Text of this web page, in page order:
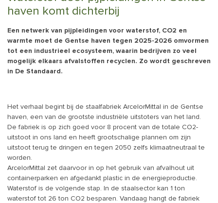
haven komt dichterbij
Een netwerk van pijpleidingen voor waterstof, CO2 en
warmte moet de Gentse haven tegen 2025-2026 omvormen
tot een industrieel ecosysteem, waarin bedrijven zo veel
mogelijk elkaars afvalstoffen recyclen. Zo wordt geschreven
in De Standaard.
Het verhaal begint bij de staalfabriek ArcelorMittal in de Gentse
haven, een van de grootste industriële uitstoters van het land.
De fabriek is op zich goed voor 8 procent van de totale CO2-
uitstoot in ons land en heeft grootschalige plannen om zijn
uitstoot terug te dringen en tegen 2050 zelfs klimaatneutraal te
worden.
ArcelorMittal zet daarvoor in op het gebruik van afvalhout uit
containerparken en afgedankt plastic in de energieproductie.
Waterstof is de volgende stap. In de staalsector kan 1 ton
waterstof tot 26 ton CO2 besparen. Vandaag hangt de fabriek